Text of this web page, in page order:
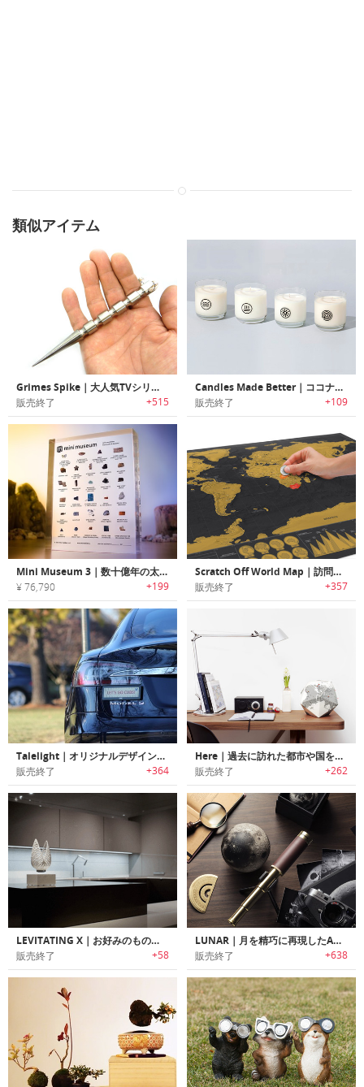
類似アイテム
Grimes Spike｜大人気TVシリーズにインスパイアされたロープ結び作業に便利なEDCツール「グライムズスパイク」
販売終了 +515
Candles Made Better｜ココナッツワックスを使用した地球環境にも優しい幻想的な香りのキャンドル
販売終了 +109
Mini Museum 3｜数十億年の太古のロマン・科学・歴史が詰まった卓上コレクション「ミニミュージアム3」
¥ 76,790 +199
Scratch Off World Map｜訪問先をスクラッチして表示できるワールドマップ
販売終了 +357
Talelight｜オリジナルデザインをLCDスクリーンに表示可能なバンパーステッカー「テールライト」
販売終了 +364
Here｜過去に訪れた都市や国をディスプレイ可能な多面体地球儀
販売終了 +262
LEVITATING X｜お好みのものを何でも空中浮遊させるアートディスプレイ「レビテーティングX」
販売終了 +58
LUNAR｜月を精巧に再現したAR搭載ムーンモデル「ルナー」
販売終了 +638